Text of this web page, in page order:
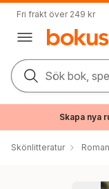
Fri frakt över 249 kr
Sök bok,
Skapa nya
Skönlitteratur